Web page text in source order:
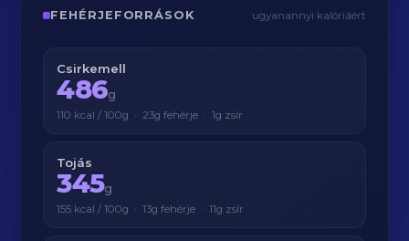
FEHÉRJEFORRÁSOK ugyanannyi kalóriáért
Csirkemell
486g
110 kcal / 100g · 23g fehérje · 1g zsír
Tojás
345g
155 kcal / 100g · 13g fehérje · 11g zsír